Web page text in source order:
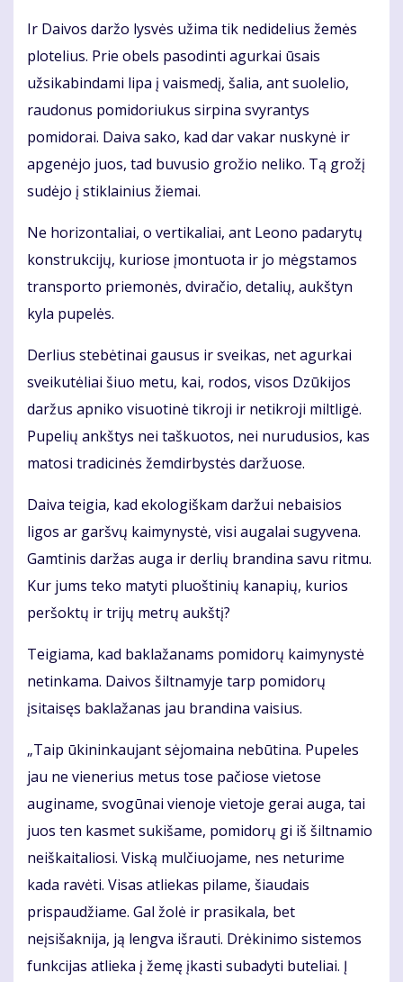
Ir Daivos daržo lysvės užima tik nedidelius žemės
plotelius. Prie obels pasodinti agurkai ūsais
užsikabindami lipa į vaismedį, šalia, ant suolelio,
raudonus pomidoriukus sirpina svyrantys
pomidorai. Daiva sako, kad dar vakar nuskynė ir
apgenėjo juos, tad buvusio grožio neliko. Tą grožį
sudėjo į stiklainius žiemai.
Ne horizontaliai, o vertikaliai, ant Leono padarytų
konstrukcijų, kuriose įmontuota ir jo mėgstamos
transporto priemonės, dviračio, detalių, aukštyn
kyla pupelės.
Derlius stebėtinai gausus ir sveikas, net agurkai
sveikutėliai šiuo metu, kai, rodos, visos Dzūkijos
daržus apniko visuotinė tikroji ir netikroji miltligė.
Pupelių ankštys nei taškuotos, nei nurudusios, kas
matosi tradicinės žemdirbystės daržuose.
Daiva teigia, kad ekologiškam daržui nebaisios
ligos ar garšvų kaimynystė, visi augalai sugyvena.
Gamtinis daržas auga ir derlių brandina savu ritmu.
Kur jums teko matyti pluoštinių kanapių, kurios
peršoktų ir trijų metrų aukštį?
Teigiama, kad baklažanams pomidorų kaimynystė
netinkama. Daivos šiltnamyje tarp pomidorų
įsitaisęs baklažanas jau brandina vaisius.
„Taip ūkininkaujant sėjomaina nebūtina. Pupeles
jau ne vienerius metus tose pačiose vietose
auginame, svogūnai vienoje vietoje gerai auga, tai
juos ten kasmet sukišame, pomidorų gi iš šiltnamio
neiškaitaliosi. Viską mulčiuojame, nes neturime
kada ravėti. Visas atliekas pilame, šiaudais
prispaudžiame. Gal žolė ir prasikala, bet
neįsišaknija, ją lengva išrauti. Drėkinimo sistemos
funkcijas atlieka į žemę įkasti subadyti buteliai. Į